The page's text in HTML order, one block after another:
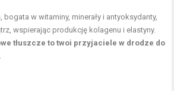
bogata w witaminy, minerały i antyoksydanty,
wspierając produkcję kolagenu i elastyny.
tłuszcze to twoi przyjaciele w drodze do